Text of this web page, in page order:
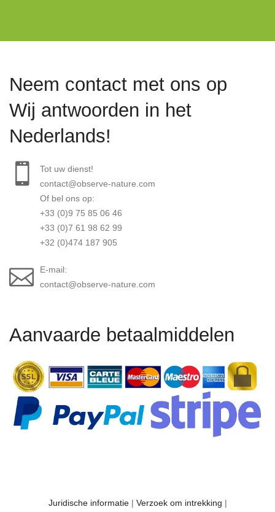
Aanvaarde betaalmiddelen
Neem contact met ons op
Wij antwoorden in het
Nederlands!
Tot uw dienst!
contact@observe-nature.com
Of bel ons op:
+33 (0)9 75 85 06 46
+33 (0)7 61 98 62 99
+32 (0)474 187 905
E-mail:
contact@observe-nature.com
Juridische informatie| Verzoek om intrekking |